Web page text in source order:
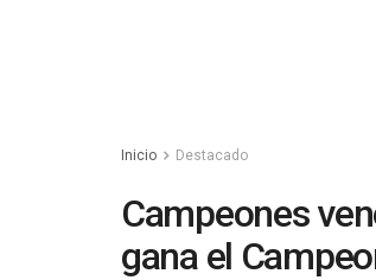
Inicio Destacado
Campeones
gana el